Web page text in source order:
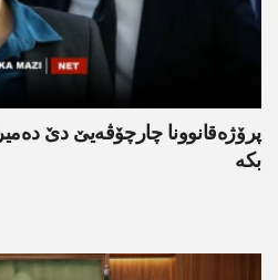
پرۆژەقانوونا چارچۆڤەیێ دێ
بکە